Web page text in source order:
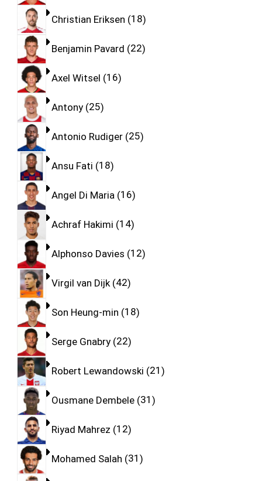
Christian Eriksen 18
Benjamin Pavard 22
Axel Witsel 16
Antony 25
Antonio Rudiger 25
Ansu Fati 18
Angel Di Maria 16
Achraf Hakimi 14
Alphonso Davies 12
Virgil van Dijk 42
Son Heung-min 18
Serge Gnabry 22
Robert Lewandowski 21
Ousmane Dembele 31
Riyad Mahrez 12
Mohamed Salah 31